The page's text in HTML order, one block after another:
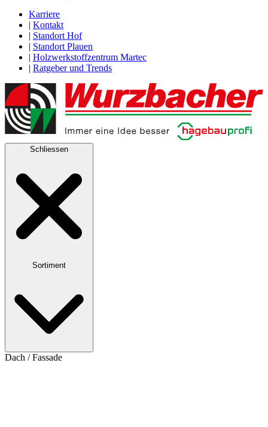
Karriere
| Kontakt
| Standort Hof
| Standort Plauen
| Holzwerkstoffzentrum Martec
| Ratgeber und Trends
Schliessen
Sortiment
Dach / Fassade